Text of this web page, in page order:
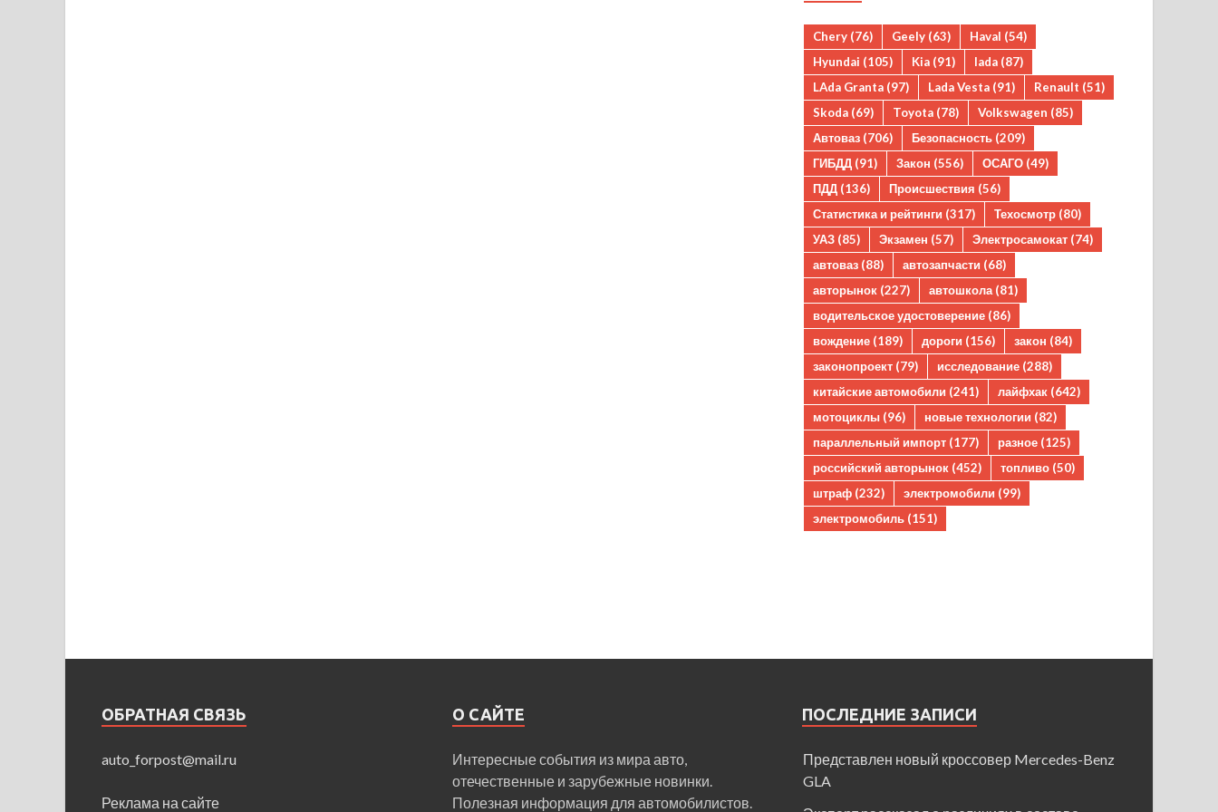
Chery (76) Geely (63) Haval (54)
Hyundai (105) Kia (91) lada (87)
LAda Granta (97) Lada Vesta (91) Renault (51)
Skoda (69) Toyota (78) Volkswagen (85)
Автоваз (706) Безопасность (209)
ГИБДД (91) Закон (556) ОСАГО (49)
ПДД (136) Происшествия (56)
Статистика и рейтинги (317) Техосмотр (80)
УАЗ (85) Экзамен (57) Электросамокат (74)
автоваз (88) автозапчасти (68)
авторынок (227) автошкола (81)
водительское удостоверение (86)
вождение (189) дороги (156) закон (84)
законопроект (79) исследование (288)
китайские автомобили (241) лайфхак (642)
мотоциклы (96) новые технологии (82)
параллельный импорт (177) разное (125)
российский авторынок (452) топливо (50)
штраф (232) электромобили (99)
электромобиль (151)
ОБРАТНАЯ СВЯЗЬ
auto_forpost@mail.ru
Реклама на сайте
О САЙТЕ
Интересные события из мира авто,
отечественные и зарубежные новинки.
Полезная информация для автомобилистов.
ПОСЛЕДНИЕ ЗАПИСИ
Представлен новый кроссовер Mercedes-Benz
GLA